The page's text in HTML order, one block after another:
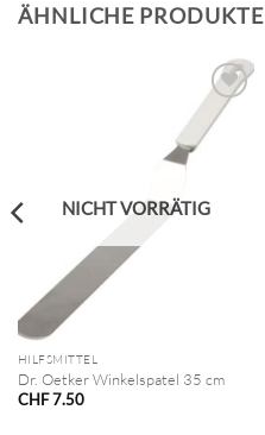
ÄHNLICHE PRODUKTE
NICHT VORRÄTIG
HILFSMITTEL
Dr. Oetker Winkelspatel 35 cm
CHF7.50